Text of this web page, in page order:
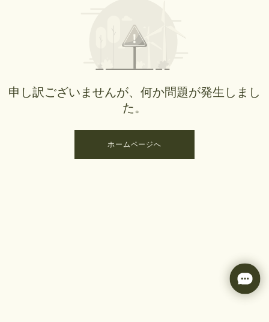
申し訳ございませんが、何か問題が発生しまし
た。
ホームページへ